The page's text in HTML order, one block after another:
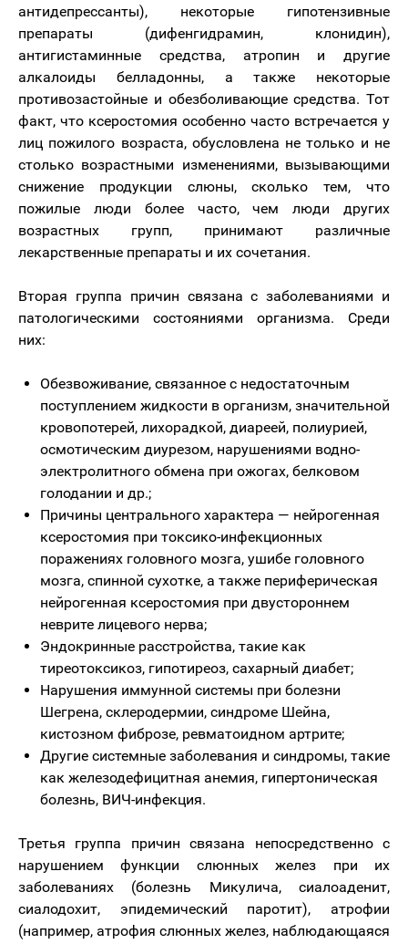
антидепрессанты), некоторые гипотензивные
препараты (дифенгидрамин, клонидин),
антигистаминные средства, атропин и другие
алкалоиды белладонны, а также некоторые
противозастойные и обезболивающие средства. Тот
факт, что ксеростомия особенно часто встречается у
лиц пожилого возраста, обусловлена не только и не
столько возрастными изменениями, вызывающими
снижение продукции слюны, сколько тем, что
пожилые люди более часто, чем люди других
возрастных групп, принимают различные
лекарственные препараты и их сочетания.
Вторая группа причин связана с заболеваниями и
патологическими состояниями организма. Среди
них:
Обезвоживание, связанное с недостаточным
поступлением жидкости в организм, значительной
кровопотерей, лихорадкой, диареей, полиурией,
осмотическим диурезом, нарушениями водно-
электролитного обмена при ожогах, белковом
голодании и др.;
Причины центрального характера — нейрогенная
ксеростомия при токсико-инфекционных
поражениях головного мозга, ушибе головного
мозга, спинной сухотке, а также периферическая
нейрогенная ксеростомия при двустороннем
неврите лицевого нерва;
Эндокринные расстройства, такие как
тиреотоксикоз, гипотиреоз, сахарный диабет;
Нарушения иммунной системы при болезни
Шегрена, склеродермии, синдроме Шейна,
кистозном фиброзе, ревматоидном артрите;
Другие системные заболевания и синдромы, такие
как железодефицитная анемия, гипертоническая
болезнь, ВИЧ-инфекция.
Третья группа причин связана непосредственно с
нарушением функции слюнных желез при их
заболеваниях (болезнь Микулича, сиалоаденит,
сиалодохит, эпидемический паротит), атрофии
(например, атрофия слюнных желез, наблюдающаяся